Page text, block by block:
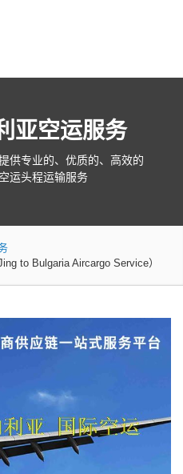
亚空运服务
供专业的、优质的、高效的
运头程运输服务
to Bulgaria Aircargo Service）